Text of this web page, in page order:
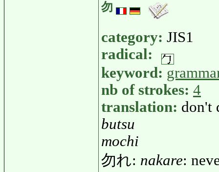
勿
category: JIS1
radical:
keyword:
nb of strokes: 4
translation: don't
butsu
mochi
勿れ: nakare: